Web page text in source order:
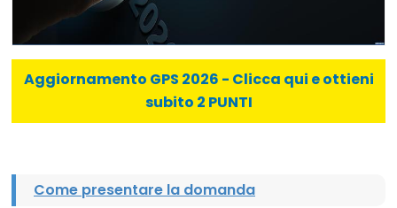
Aggiornamento GPS 2026 - Clicca qui e ottieni
subito 2 PUNTI
Come presentare la domanda